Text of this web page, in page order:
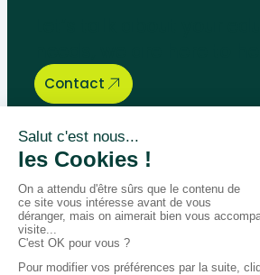
Contact
Bégénat
Level of education
News
Return policy
100% secure payment